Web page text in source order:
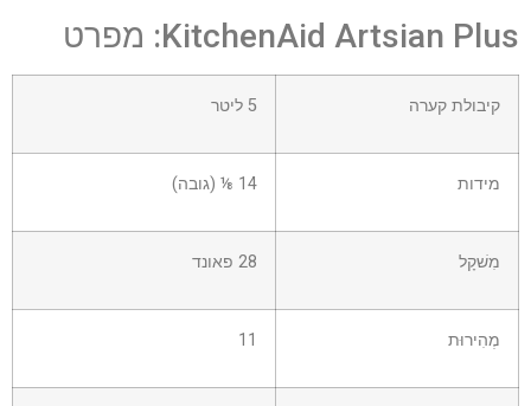
KitchenAid Artsian Plus: מפרט
קיבולת קערה 5 ליטר
מידות 14 ⅛ (גובה)
מִשׁקָל 28 פאונד
מְהִירוּת 11